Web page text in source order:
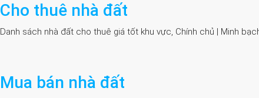
Cho thuê nhà đất
Danh sách nhà đất cho thuê giá tốt khu vực, Chính chủ | Minh
Mua bán nhà đất